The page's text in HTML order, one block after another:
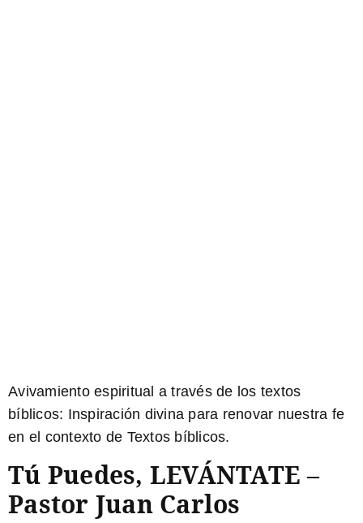
Avivamiento espiritual a través de los textos
bíblicos: Inspiración divina para renovar nuestra fe
en el contexto de Textos bíblicos.
Tú Puedes, LEVÁNTATE –
Pastor Juan Carlos